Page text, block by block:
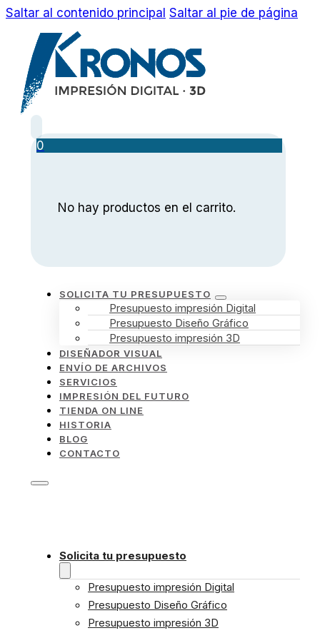
Saltar al contenido principal Saltar al pie de página
0
No hay productos en el carrito.
SOLICITA TU PRESUPUESTO
Presupuesto impresión Digital
Presupuesto Diseño Gráfico
Presupuesto impresión 3D
DISEÑADOR VISUAL
ENVÍO DE ARCHIVOS
SERVICIOS
IMPRESIÓN DEL FUTURO
TIENDA ON LINE
HISTORIA
BLOG
CONTACTO
Solicita tu presupuesto
Presupuesto impresión Digital
Presupuesto Diseño Gráfico
Presupuesto impresión 3D